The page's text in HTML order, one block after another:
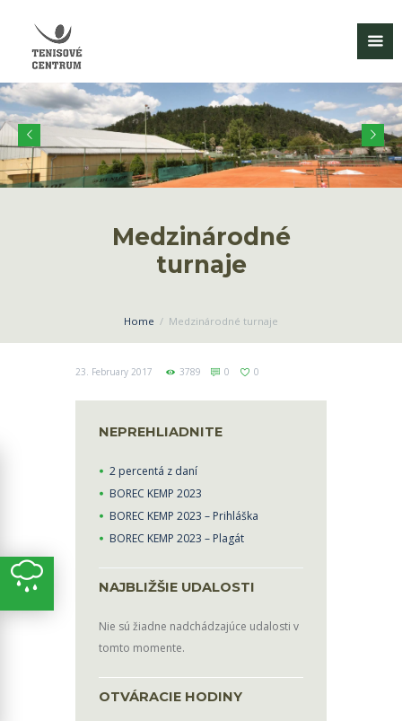
Medzinárodné
turnaje
Home Medzinárodné turnaje
23. February 2017 3789 0 0
NEPREHLIADNITE
2 percentá z daní
BOREC KEMP 2023
BOREC KEMP 2023 – Prihláška
BOREC KEMP 2023 – Plagát
NAJBLIŽŠIE UDALOSTI
Nie sú žiadne nadchádzajúce udalosti v
tomto momente.
OTVÁRACIE HODINY